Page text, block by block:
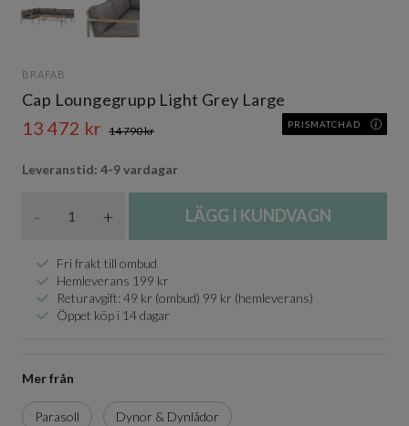
BRAFAB
Cap Loungegrupp Light Grey Large
13 472 kr 14 790 kr PRISMATCHAD
Leveranstid: 4-9 vardagar
- + LÄGG I KUNDVAGN
Fri frakt till ombud
Hemleverans 199 kr
Returavgift: 49 kr (ombud) 99 kr (hemleverans)
Öppet köp i 14 dagar
Mer från
Parasoll Dynor & Dynlådor